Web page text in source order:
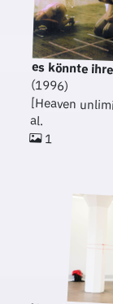
es könnte
(1996)
[Heaven
al.
1